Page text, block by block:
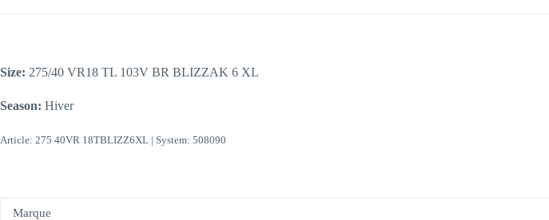
Size: 275/40 VR18 TL 103V BR BLIZZAK 6 XL
Season: Hiver
Article: 275 40VR 18TBLIZZ6XL | System: 508090
Marque